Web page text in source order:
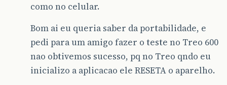
como no celular.
Bom ai eu queria saber da portabilidade, e
pedi para um amigo fazer o teste no Treo 600
nao obtivemos sucesso, pq no Treo qndo eu
inicializo a aplicacao ele RESETA o aparelho.